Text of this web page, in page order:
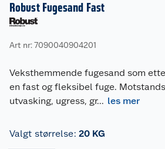
Robust Fugesand Fast
Art nr: 7090040904201
Veksthemmende fugesand som
en fast og fleksibel fuge.
utvasking, ugress, gr... les mer
Valgt størrelse: 20 KG